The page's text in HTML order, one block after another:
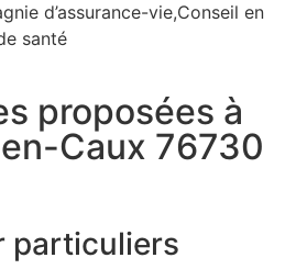
d’assurance-vie,Conseil en
santé
proposées à
Caux 76730
particuliers